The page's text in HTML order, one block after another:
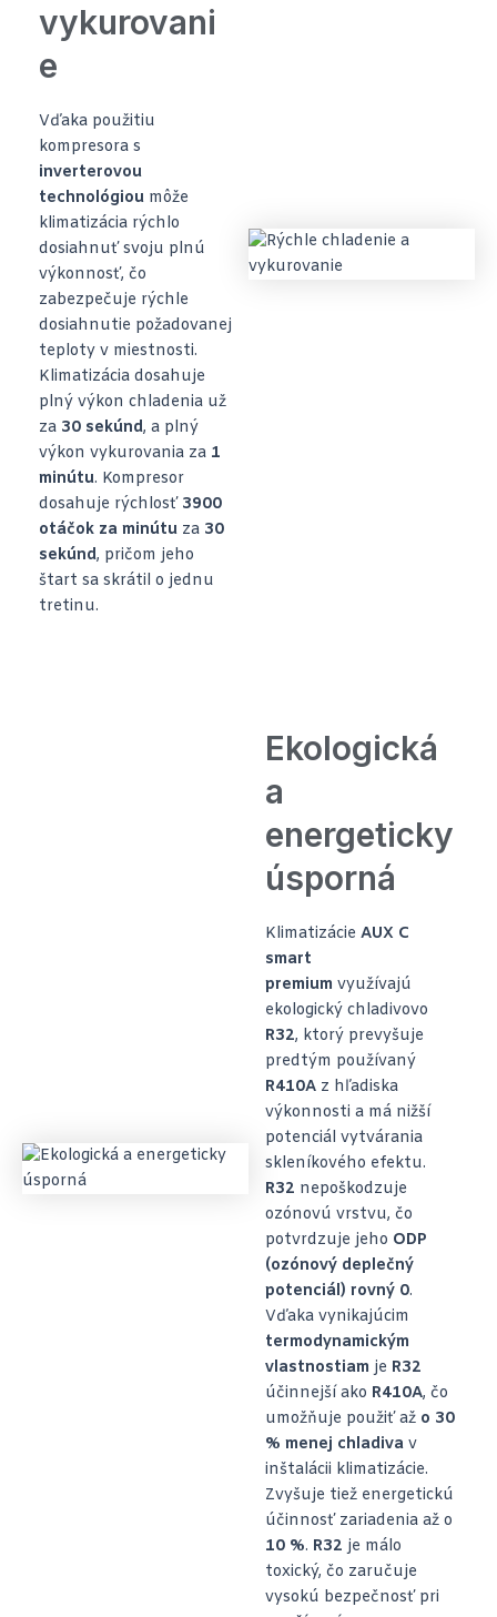
vykurovani
e
Vďaka použitiu
kompresora s
inverterovou
technológiou môže
klimatizácia rýchlo
dosiahnuť svoju plnú
výkonnosť, čo
zabezpečuje rýchle
dosiahnutie požadovanej
teploty v miestnosti.
Klimatizácia dosahuje
plný výkon chladenia už
za 30 sekúnd, a plný
výkon vykurovania za 1
minútu. Kompresor
dosahuje rýchlosť 3900
otáčok za minútu za 30
sekúnd, pričom jeho
štart sa skrátil o jednu
tretinu.
Ekologická
a
energeticky
úsporná
Klimatizácie AUX C
smart
premium využívajú
ekologický chladivovo
R32, ktorý prevyšuje
predtým používaný
R410A z hľadiska
výkonnosti a má nižší
potenciál vytvárania
skleníkového efektu.
R32 nepoškodzuje
ozónovú vrstvu, čo
potvrdzuje jeho ODP
(ozónový deplečný
potenciál) rovný 0.
Vďaka vynikajúcim
termodynamickým
vlastnostiam je R32
účinnejší ako R410A, čo
umožňuje použiť až o 30
% menej chladiva v
inštalácii klimatizácie.
Zvyšuje tiež energetickú
účinnosť zariadenia až o
10 %. R32 je málo
toxický, čo zaručuje
vysokú bezpečnosť pri